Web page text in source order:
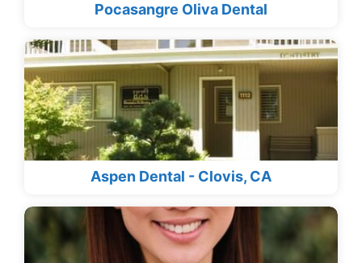
Pocasangre Oliva Dental
Aspen Dental - Clovis, CA